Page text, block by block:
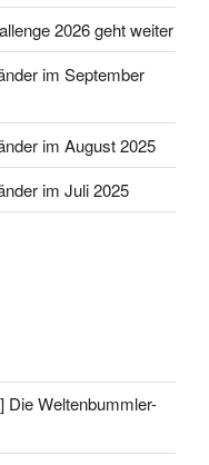
2026 geht weiter
im September
im August 2025
im Juli 2025
Die Weltenbummler-